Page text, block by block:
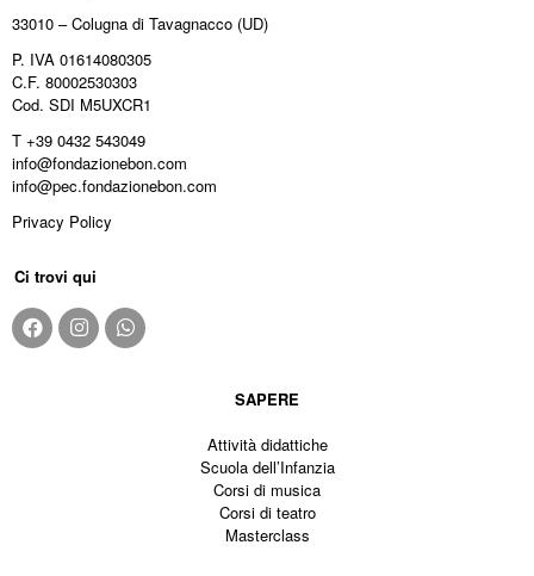
33010 – Colugna di Tavagnacco (UD)
P. IVA 01614080305
C.F. 80002530303
Cod. SDI M5UXCR1
T +39 0432 543049
info@fondazionebon.com
info@pec.fondazionebon.com
Privacy Policy
Ci trovi qui
SAPERE
Attività didattiche
Scuola dell’Infanzia
Corsi di musica
Corsi di teatro
Masterclass